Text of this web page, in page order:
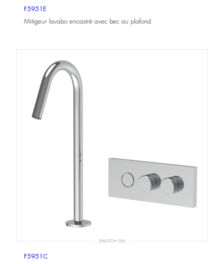
F5951E
Mitigeur lavabo encastré avec bec au plafond
SWITCH ON
F5951C